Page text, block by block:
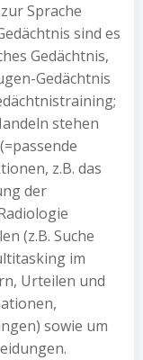
Sprache
sind es
Gedächtnis,
Gedächtnis
stehen
z.B. das
der
(z.B. Suche
im
Urteilen und
sowie um